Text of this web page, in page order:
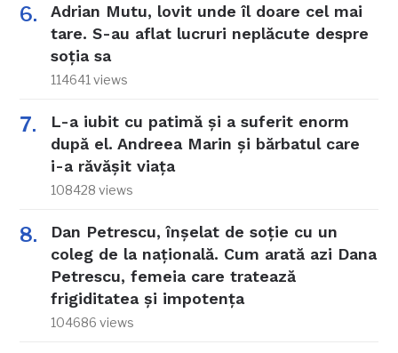
Adrian Mutu, lovit unde îl doare cel mai
tare. S-au aflat lucruri neplăcute despre
soția sa
114641 views
L-a iubit cu patimă și a suferit enorm
după el. Andreea Marin și bărbatul care
i-a răvășit viața
108428 views
Dan Petrescu, înșelat de soție cu un
coleg de la națională. Cum arată azi Dana
Petrescu, femeia care tratează
frigiditatea și impotența
104686 views